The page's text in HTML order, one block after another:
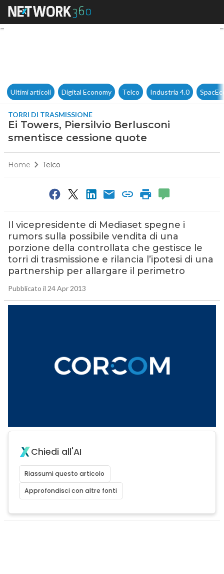
Ei Towers, Piersilvio
Ultimi articoli Digital Economy Telco Industria 4.0
TORRI DI TRASMISSIONE
Ei Towers, Piersilvio Berlusconi
smentisce cessione quote
Home Telco
Il vicepresidente di Mediaset spegne i
rumors sulla possibile vendita di una
porzione della controllata che gestisce le
torri di trasmissione e rilancia l’ipotesi di una
partnership per allargare il perimetro
Pubblicato il 24 Apr 2013
Chiedi all'AI
Riassumi questo articolo
Approfondisci con altre fonti